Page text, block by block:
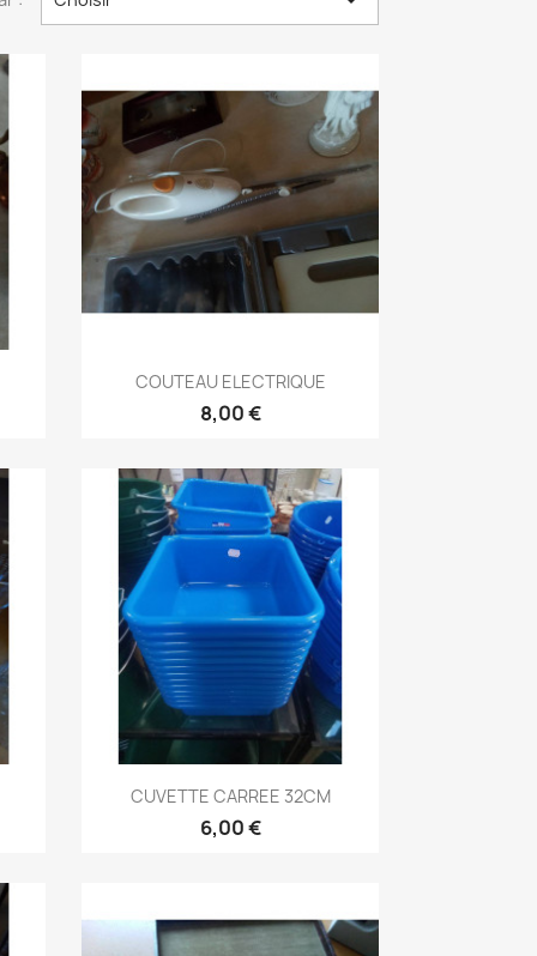
Aperçu rapide
COUTEAU ELECTRIQUE
8,00 €
Aperçu rapide
CUVETTE CARREE 32CM
6,00 €